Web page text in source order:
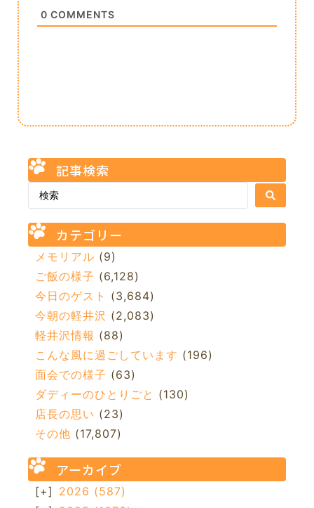
0 COMMENTS
記事検索
カテゴリー
メモリアル (9)
ご飯の様子 (6,128)
今日のゲスト (3,684)
今朝の軽井沢 (2,083)
軽井沢情報 (88)
こんな風に過ごしています (196)
面会での様子 (63)
ダディーのひとりごと (130)
店長の思い (23)
その他 (17,807)
アーカイブ
[+] 2026 (587)